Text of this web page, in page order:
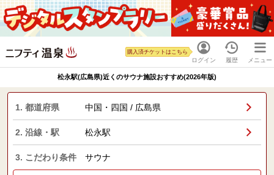
ログイン
購入済チケットはこちら
履歴 メニュー
松永駅(広島県)近くのサウナ施設おすすめ(2026年版)
1. 都道府県 中国・四国 / 広島県
2. 沿線・駅 松永駅
3. こだわり条件 サウナ